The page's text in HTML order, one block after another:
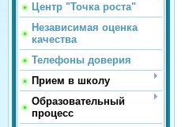
Центр "Точка роста"
Независимая оценка
качества
Телефоны доверия
Прием в школу
Образовательный
процесс